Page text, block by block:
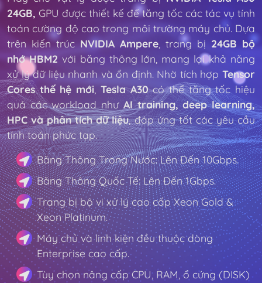
24GB, GPU được thiết kế để tăng tốc các tác vụ tính
toán cường độ cao trong môi trường máy chủ. Dựa
trên kiến trúc NVIDIA Ampere , trang bị 24GB bộ
nhớ HBM2 với băng thông lớn, mang lại khả năng
xử lý dữ liệu nhanh và ổn định. Nhờ tích hợp Tensor
Cores thế hệ mới Tesla A30có thể tăng tốc hiệu
quả các workload như AI training, deep learning,
HPC và phân tích dữ liệu, đáp ứng tốt các yêu cầu
tính toán phức tạp.
Băng Thông Trong Nước: Lên Đến 10Gbps.
Băng Thông Quốc Tế: Lên Đến 1Gbps.
Trang bị bộ vi xử lý cao cấp Xeon Gold &
Xeon Platinum.
Máy chủ và linh kiện đều thuộc dòng
Enterprise cao cấp.
Tùy chọn nâng cấp CPU, RAM, ổ cứng (DISK)